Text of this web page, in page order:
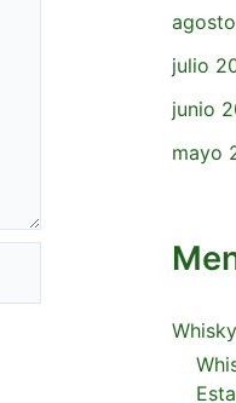
julio
junio
mayo
Whisky